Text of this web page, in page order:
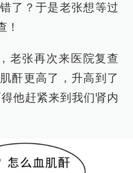
了？于是老张想等过
！
老张再次来医院复查
酐更高了，升高到了
他赶紧来到我们肾内